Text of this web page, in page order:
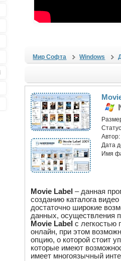
Мир Софта Windows
Дата
Имя
Movie Label – данная
созданию каталога
достаточно широкие
данных, осуществления
Movie Label с легкостью
онлайн, при этом
опцию, о которой стоит
которые имеют
имеет многоязычный